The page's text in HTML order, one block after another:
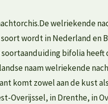
welriekende
soort wordt in Nederland
bifolia
naam welriekende
komt zowel aan de kust
Overijssel, in Drenthe, in